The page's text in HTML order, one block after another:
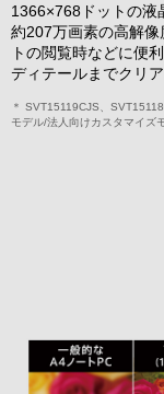
1366×768ドットの液
約207万画素の高解
トの閲覧時などに便
ディテールまでクリ
＊ SVT15119CJS、
モデル/法人向けカスタマイズ